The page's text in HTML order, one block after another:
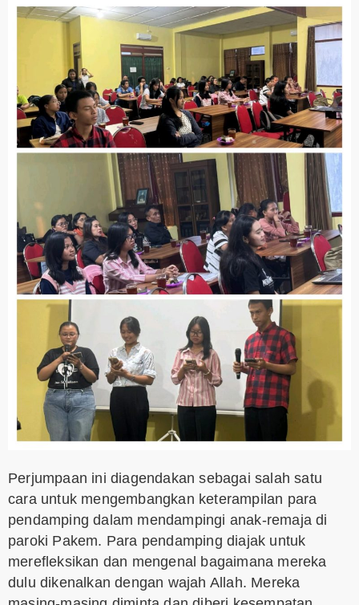
Perjumpaan ini diagendakan sebagai salah satu
cara untuk mengembangkan keterampilan para
pendamping dalam mendampingi anak-remaja di
paroki Pakem. Para pendamping diajak untuk
merefleksikan dan mengenal bagaimana mereka
dulu dikenalkan dengan wajah Allah. Mereka